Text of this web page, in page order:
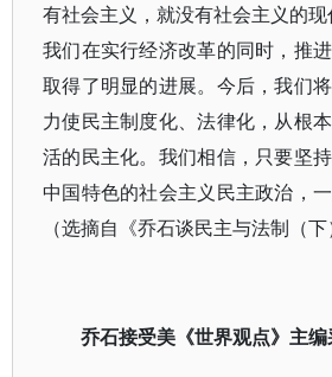
有社会主义，就没有社会主义的现
我们在实行经济改革的同时，推
取得了明显的进展。今后，我们
力使民主制度化、法律化，从根
活的民主化。我们相信，只要坚
中国特色的社会主义民主政治，一
（选摘自《乔石谈民主与法制（下
乔石接受美《世界观点》主